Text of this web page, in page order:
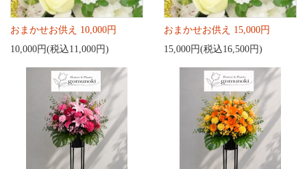
おまかせお供え 10,000円
10,000円(税込11,000円)
おまかせお供え 15,000円
15,000円(税込16,500円)